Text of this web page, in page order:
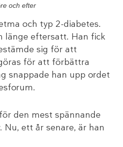
och efter
och typ 2-diabetes.
länge eftersatt. Han fick
sig för att
för att förbättra
snappade han upp ordet
den mest spännande
Nu, ett år senare, är han